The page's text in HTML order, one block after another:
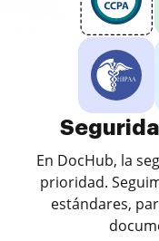
En DocHub, la
prioridad.
estándares,